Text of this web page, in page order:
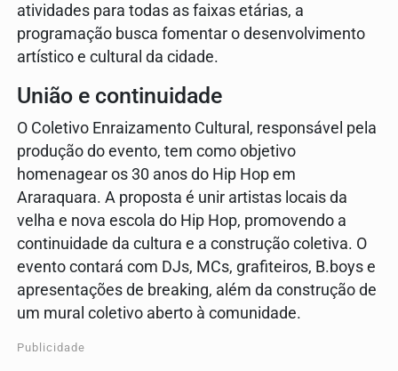
atividades para todas as faixas etárias, a
programação busca fomentar o desenvolvimento
artístico e cultural da cidade.
União e continuidade
O Coletivo Enraizamento Cultural, responsável pela
produção do evento, tem como objetivo
homenagear os 30 anos do Hip Hop em
Araraquara. A proposta é unir artistas locais da
velha e nova escola do Hip Hop, promovendo a
continuidade da cultura e a construção coletiva. O
evento contará com DJs, MCs, grafiteiros, B.boys e
apresentações de breaking, além da construção de
um mural coletivo aberto à comunidade.
Publicidade